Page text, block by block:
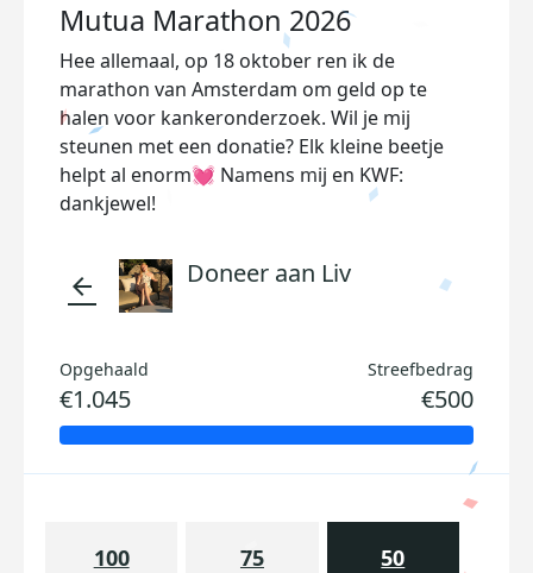
Mutua Marathon 2026
Hee allemaal, op 18 oktober ren ik de
marathon van Amsterdam om geld op te
halen voor kankeronderzoek. Wil je mij
steunen met een donatie? Elk kleine beetje
helpt al enorm💓 Namens mij en KWF:
dankjewel!
arrow_back Doneer aan Liv
Opgehaald
€1.045
Streefbedrag
€500
100 75 50